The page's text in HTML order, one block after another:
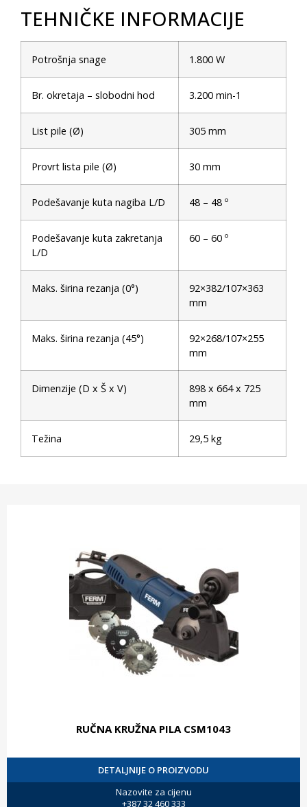
TEHNIČKE INFORMACIJE
Potrošnja snage 1.800 W
Br. okretaja – slobodni hod 3.200 min-1
List pile (Ø) 305 mm
Provrt lista pile (Ø) 30 mm
Podešavanje kuta nagiba L/D 48 – 48 º
Podešavanje kuta zakretanja
L/D
60 – 60 º
Maks. širina rezanja (0°)
92×382/107×363
mm
Maks. širina rezanja (45°)
92×268/107×255
mm
Dimenzije (D x Š x V)
898 x 664 x 725
mm
Težina 29,5 kg
RUČNA KRUŽNA PILA CSM1043
DETALJNIJE O PROIZVODU
Nazovite za cijenu
+387 32 460 333